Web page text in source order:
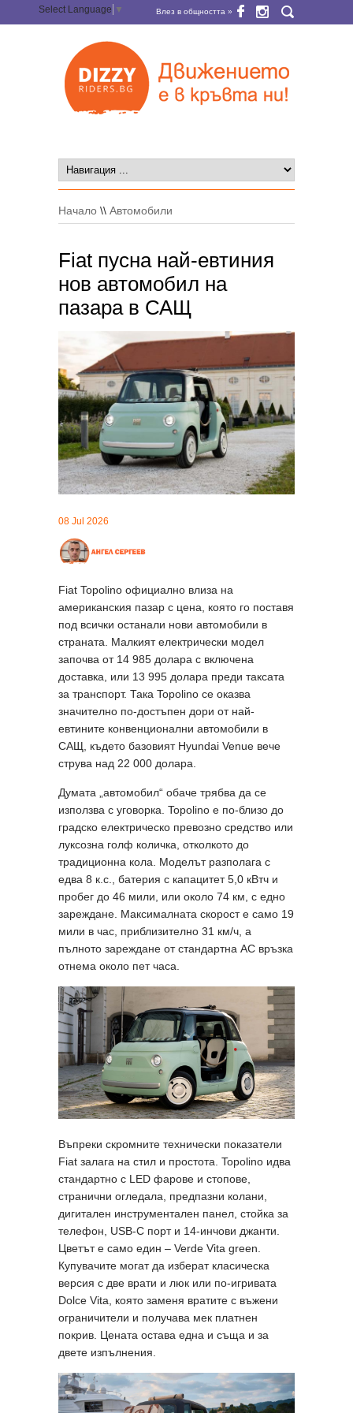
Select Language ▼ Влез в общността »
Начало \\ Автомобили
Fiat пусна най-евтиния
нов автомобил на
пазара в САЩ
08 Jul 2026
Fiat Topolino официално влиза на
американския пазар с цена, която го поставя
под всички останали нови автомобили в
страната. Малкият електрически модел
започва от 14 985 долара с включена
доставка, или 13 995 долара преди таксата
за транспорт. Така Topolino се оказва
значително по-достъпен дори от най-
евтините конвенционални автомобили в
САЩ, където базовият Hyundai Venue вече
струва над 22 000 долара.
Думата „автомобил“ обаче трябва да се
използва с уговорка. Topolino е по-близо до
градско електрическо превозно средство или
луксозна голф количка, отколкото до
традиционна кола. Моделът разполага с
едва 8 к.с., батерия с капацитет 5,0 кВтч и
пробег до 46 мили, или около 74 км, с едно
зареждане. Максималната скорост е само 19
мили в час, приблизително 31 км/ч, а
пълното зареждане от стандартна AC връзка
отнема около пет часа.
Въпреки скромните технически показатели
Fiat залага на стил и простота. Topolino идва
стандартно с LED фарове и стопове,
странични огледала, предпазни колани,
дигитален инструментален панел, стойка за
телефон, USB-C порт и 14-инчови джанти.
Цветът е само един – Verde Vita green.
Купувачите могат да изберат класическа
версия с две врати и люк или по-игривата
Dolce Vita, която заменя вратите с въжени
ограничители и получава мек платнен
покрив. Цената остава една и съща и за
двете изпълнения.